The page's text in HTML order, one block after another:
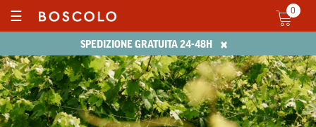
SPEDIZIONE GRATUITA 24-48H ×
☰ 0